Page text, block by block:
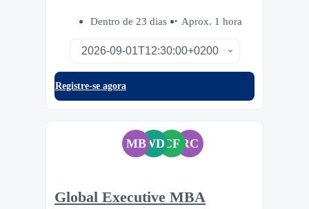
Dentro de 23 dias Aprox. 1 hora
Registre-se agora
MBWDCF RC
Global Executive MBA